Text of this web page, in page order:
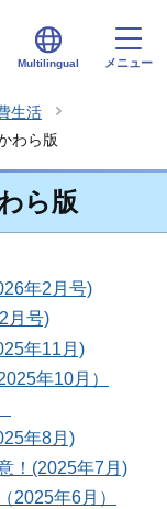
Multilingual メニュー
生活
わら版
ら版
年2月号)
月号)
年11月)
年10月）
年8月)
！(2025年7月)
2025年6月）